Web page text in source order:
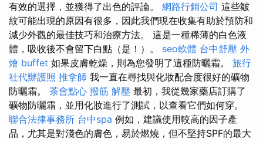
有效的選擇，並獲得了出色的評論。 網路行銷公司 這些皺
紋可能出現的原因有很多，因此我們現在收集有助於預防和
減少外觀的最佳技巧和治療方法。 這是一種稀薄的白色液
體，吸收後不會留下白點（是！）。 seo軟體 台中舒壓 外
燴 buffet 如果皮膚乾燥，則為您發明了這種防曬霜。 旅行
社代辦護照 推拿師 我一直在尋找與化妝配合度很好的礦物
防曬霜。 茶會點心 撥筋 解壓 最初，我從幾家藥店訂購了
礦物防曬霜，並用化妝進行了測試，以查看它們如何穿。
聯合法律事務所 台中spa 例如，建議使用較高的因子產
品，尤其是對淺色的膚色，易於燃燒，但不堅持SPF的最大